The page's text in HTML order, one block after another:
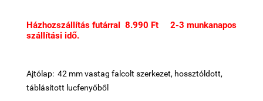
Házhozszállítás futárral 8.990 Ft 2-3 munkanapos
szállítási idő.
Ajtólap: 42 mm vastag falcolt szerkezet, hossztóldott,
táblásított lucfenyőből